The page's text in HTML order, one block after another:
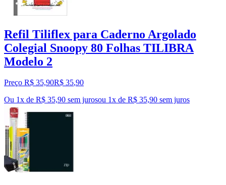
Refil Tiliflex para Caderno Argolado
Colegial Snoopy 80 Folhas TILIBRA
Modelo 2
Preço R$ 35,90R$ 35,90
Ou 1x de R$ 35,90 sem jurosou 1x de R$ 35,90 sem juros